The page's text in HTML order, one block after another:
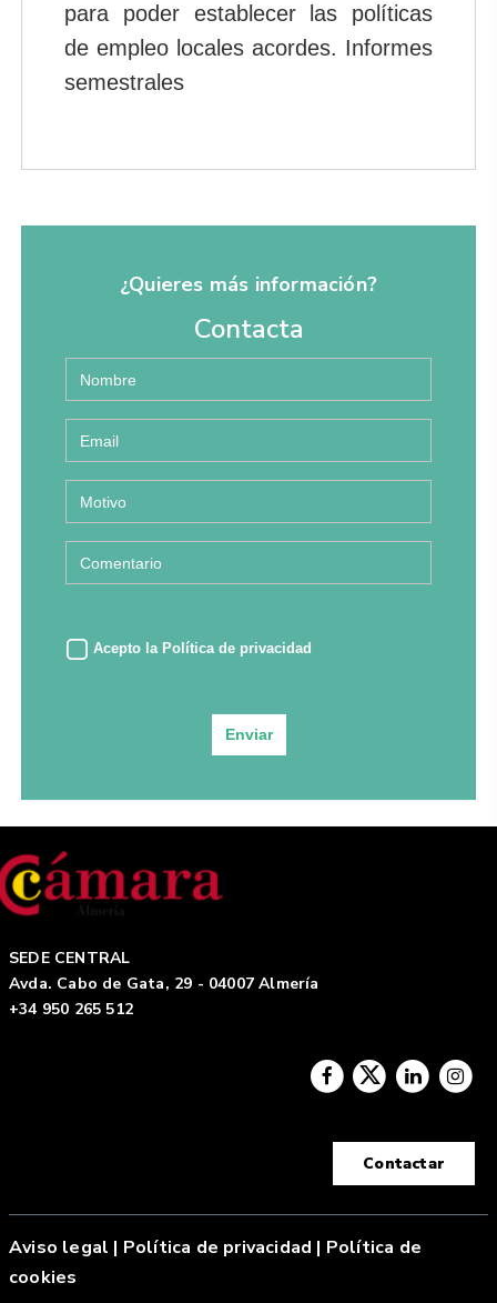
para poder establecer las políticas
de empleo locales acordes. Informes
semestrales
¿Quieres más información?
Contacta
Acepto la Política de privacidad
Enviar
SEDE CENTRAL
Avda. Cabo de Gata, 29 - 04007 Almería
+34 950 265 512
Contactar
Aviso legal | Política de privacidad | Política de
cookies